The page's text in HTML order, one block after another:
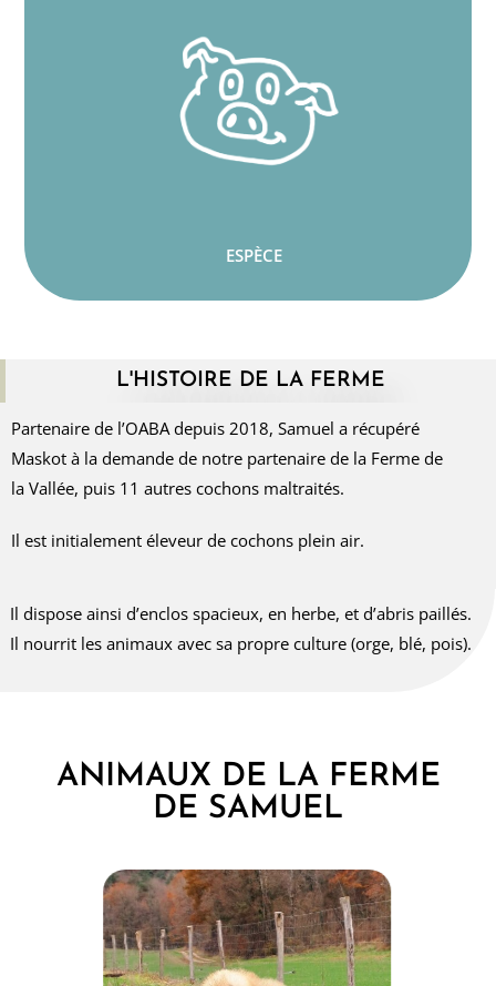
ESPÈCE
L'HISTOIRE DE LA FERME
Partenaire de l’OABA depuis 2018, Samuel a récupéré
Maskot à la demande de notre partenaire de la Ferme de
la Vallée, puis 11 autres cochons maltraités.
Il est initialement éleveur de cochons plein air.
Il dispose ainsi d’enclos spacieux, en herbe, et d’abris paillés.
Il nourrit les animaux avec sa propre culture (orge, blé, pois).
ANIMAUX DE LA FERME
DE SAMUEL